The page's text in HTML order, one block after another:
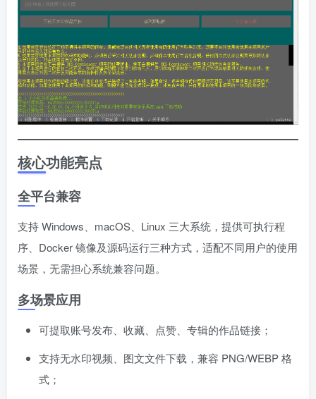
核心功能亮点
全平台兼容
支持 Windows、macOS、Linux 三大系统，提供可执行程
序、Docker 镜像及源码运行三种方式，适配不同用户的使用
场景，无需担心系统兼容问题。
多场景应用
可提取账号发布、收藏、点赞、专辑的作品链接；
支持无水印视频、图文文件下载，兼容 PNG/WEBP 格
式；